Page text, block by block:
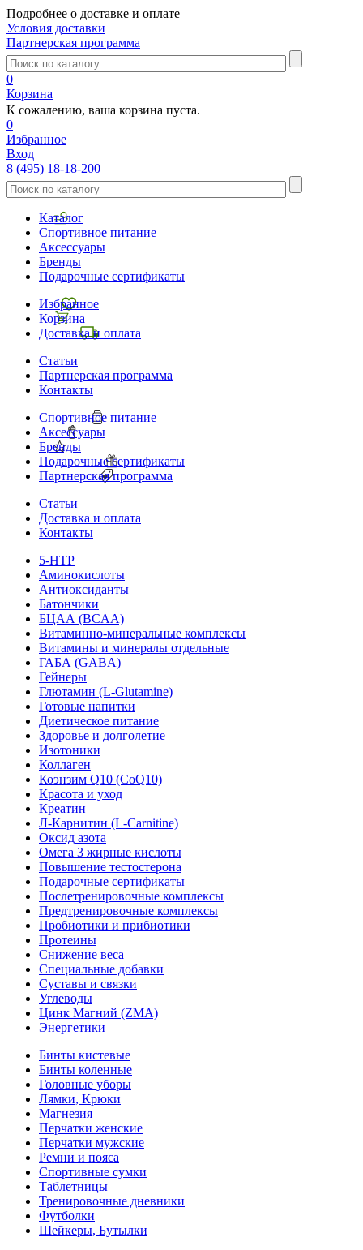
Подробнее о доставке и оплате
Условия доставки
Партнерская программа
0
Корзина
К сожалению, ваша корзина пуста.
0
Избранное
Вход
8 (495) 18-18-200
Каталог
Спортивное питание
Аксессуары
Бренды
Подарочные сертификаты
Избранное
Корзина
Доставка и оплата
Статьи
Партнерская программа
Контакты
Спортивное питание
Аксессуары
Бренды
Подарочные сертификаты
Партнерская программа
Статьи
Доставка и оплата
Контакты
5-HTP
Аминокислоты
Антиоксиданты
Батончики
БЦАА (BCAA)
Витаминно-минеральные комплексы
Витамины и минералы отдельные
ГАБА (GABA)
Гейнеры
Глютамин (L-Glutamine)
Готовые напитки
Диетическое питание
Здоровье и долголетие
Изотоники
Коллаген
Коэнзим Q10 (CoQ10)
Красота и уход
Креатин
Л-Карнитин (L-Сarnitine)
Оксид азота
Омега 3 жирные кислоты
Повышение тестостерона
Подарочные сертификаты
Послетренировочные комплексы
Предтренировочные комплексы
Пробиотики и прибиотики
Протеины
Снижение веса
Специальные добавки
Суставы и связки
Углеводы
Цинк Магний (ZMA)
Энергетики
Бинты кистевые
Бинты коленные
Головные уборы
Лямки, Крюки
Магнезия
Перчатки женские
Перчатки мужские
Ремни и пояса
Спортивные сумки
Таблетницы
Тренировочные дневники
Футболки
Шейкеры, Бутылки